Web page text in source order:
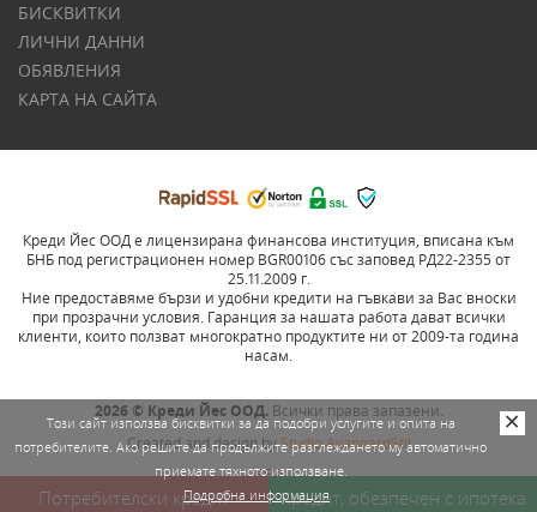
БИСКВИТКИ
ЛИЧНИ ДАННИ
ОБЯВЛЕНИЯ
КАРТА НА САЙТА
Креди Йес ООД е лицензирана финансова институция, вписана към
БНБ под регистрационен номер BGR00106 със заповед РД22-2355 от
25.11.2009 г.
Ние предоставяме бързи и удобни кредити на гъвкави за Вас вноски
при прозрачни условия. Гаранция за нашата работа дават всички
клиенти, които ползват многократно продуктите ни от 2009-та година
насам.
2026 © Креди Йес ООД. Всички права запазени.
Created and design byStudio AvangardStil
SEO
Потребителски кредит Кредит, обезпечен с ипотека
Този сайт използва бисквитки за да подобри услугите и опита на
потребителите. Ако решите да продължите разглеждането му автоматично
приемате тяхното използване.
Подробна информация